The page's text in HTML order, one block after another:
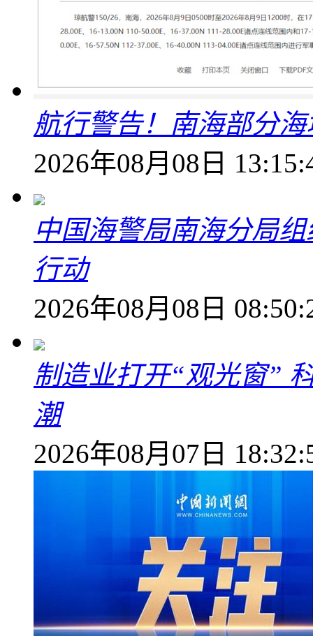
航行警告！南海部分
2026年08月08日
中国海警局南海分局
行动
2026年08月08日
制造业打开“观光窗”
潮
2026年08月07日